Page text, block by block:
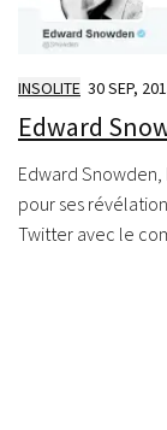
INSOLITE 30 SEP,
Edward
Edward
pour ses
Twitter avec le